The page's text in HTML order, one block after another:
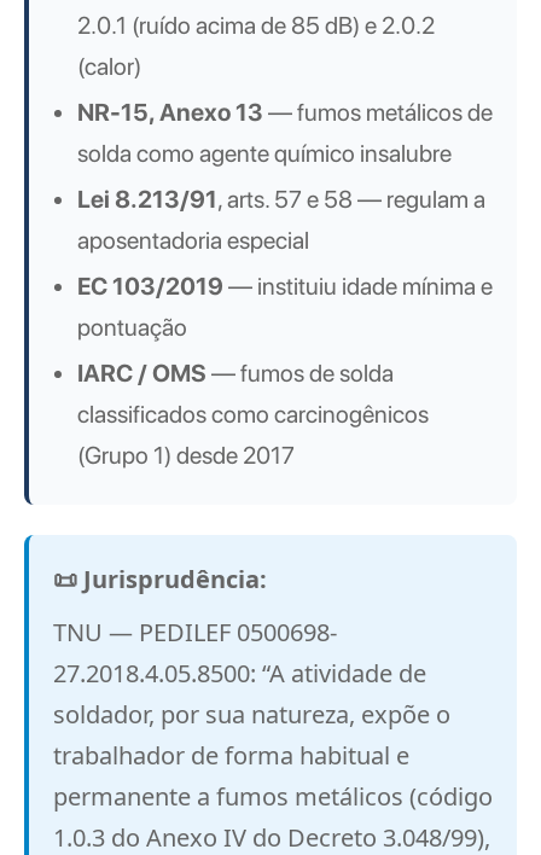
2.0.1 (ruído acima de 85 dB) e 2.0.2
(calor)
NR-15, Anexo 13 — fumos metálicos de
solda como agente químico insalubre
Lei 8.213/91, arts. 57 e 58 — regulam a
aposentadoria especial
EC 103/2019 — instituiu idade mínima e
pontuação
IARC / OMS — fumos de solda
classificados como carcinogênicos
(Grupo 1) desde 2017
📜 Jurisprudência:
TNU — PEDILEF 0500698-
27.2018.4.05.8500: “A atividade de
soldador, por sua natureza, expõe o
trabalhador de forma habitual e
permanente a fumos metálicos (código
1.0.3 do Anexo IV do Decreto 3.048/99),